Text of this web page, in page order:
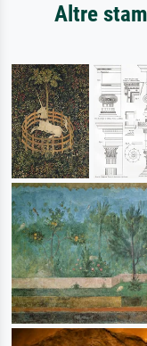
Altre